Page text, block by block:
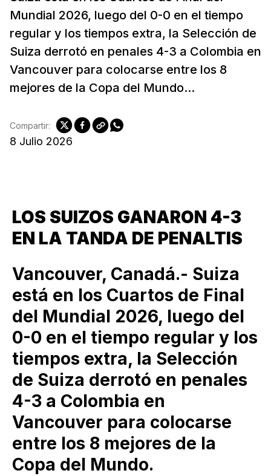
Mundial 2026, luego del 0-0 en el tiempo
regular y los tiempos extra, la Selección de
Suiza derrotó en penales 4-3 a Colombia en
Vancouver para colocarse entre los 8
mejores de la Copa del Mundo...
8 Julio 2026
Compartir:
LOS SUIZOS GANARON 4-3
EN LA TANDA DE PENALTIS
Vancouver, Canadá.- Suiza
está en los Cuartos de Final
del Mundial 2026, luego del
0-0 en el tiempo regular y los
tiempos extra, la Selección
de Suiza derrotó en penales
4-3 a Colombia en
Vancouver para colocarse
entre los 8 mejores de la
Copa del Mundo.